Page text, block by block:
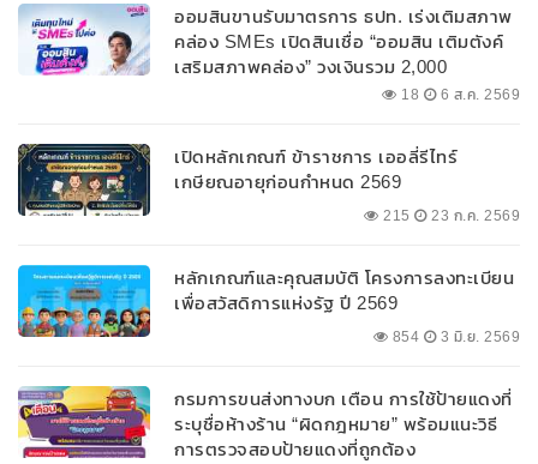
ออมสินขานรับมาตรการ ธปท. เร่งเติมสภาพ
คล่อง SMEs เปิดสินเชื่อ “ออมสิน เติมตังค์
เสริมสภาพคล่อง” วงเงินรวม 2,000
ลบ.สนับสนุนเงินทุนหมุนเวียนวงเงินกู้สูงสุด
18 6 ส.ค. 2569
เปิดหลักเกณฑ์ ข้าราชการ เออลี่รีไทร์
เกษียณอายุก่อนกำหนด 2569
215 23 ก.ค. 2569
หลักเกณฑ์และคุณสมบัติ โครงการลงทะเบียน
เพื่อสวัสดิการแห่งรัฐ ปี 2569
854 3 มิ.ย. 2569
กรมการขนส่งทางบก เตือน การใช้ป้ายแดงที่
ระบุชื่อห้างร้าน “ผิดกฎหมาย” พร้อมแนะวิธี
การตรวจสอบป้ายแดงที่ถูกต้อง